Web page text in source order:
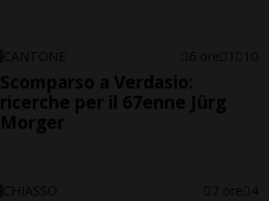
CANTONE 6 ore 1 10
Scomparso a Verdasio:
ricerche per il 67enne Jürg
Morger
CHIASSO 7 ore 4